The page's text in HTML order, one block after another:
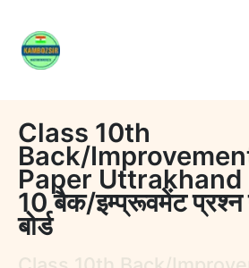
content
Class 10th
Back/
Paper Uttrakhand
10 बैक/इम्प्रूवमेंट प्रश्न
बोर्ड